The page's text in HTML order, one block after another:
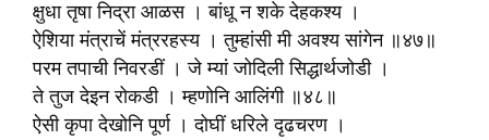
क्षुधा तृषा निद्रा आळस । बांधू न शके देहकश्य ।
ऐशिया मंत्राचें मंत्ररहस्य । तुम्हांसी मी अवश्य सांगेन ॥४७॥
परम तपाची निवरडीं । जे म्यां जोदिली सिद्धार्थजोडी ।
ते तुज देइन रोकडी । म्हणोनि आलिंगी ॥४८॥
ऐसी कृपा देखोनि पूर्ण । दोघीं धरिले दृढचरण ।